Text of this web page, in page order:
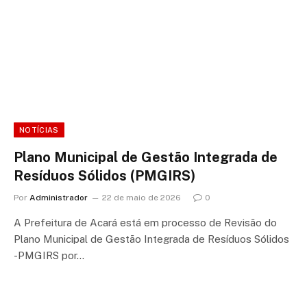
NOTÍCIAS
Plano Municipal de Gestão Integrada de
Resíduos Sólidos (PMGIRS)
Por Administrador 22 de maio de 2026 0
A Prefeitura de Acará está em processo de Revisão do
Plano Municipal de Gestão Integrada de Resíduos Sólidos
-PMGIRS por…